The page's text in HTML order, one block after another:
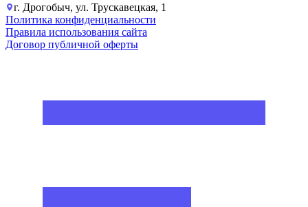
г. Дрогобыч, ул. Трускавецкая, 1
Политика конфиденциальности
Правила использования сайта
Договор публичной оферты